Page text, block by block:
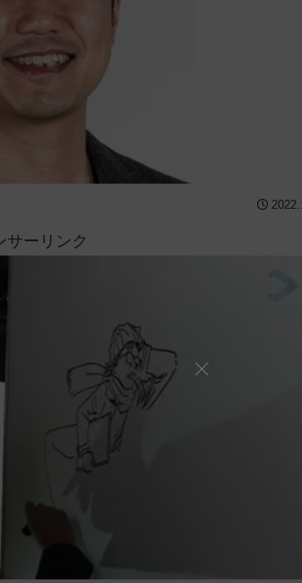
サーリンク